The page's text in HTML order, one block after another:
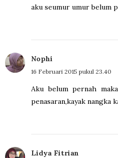
aku seumur umur belum
Nophi
16 Februari 2015 pukul 23.40
Aku belum pernah
penasaran,kayak nangka
Lidya Fitrian